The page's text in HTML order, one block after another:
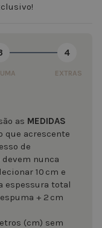
4
EXTRAS
as MEDIDAS
que acrescente
de
nunca
10 cm e
espessura total
+ 2 cm
(cm) sem